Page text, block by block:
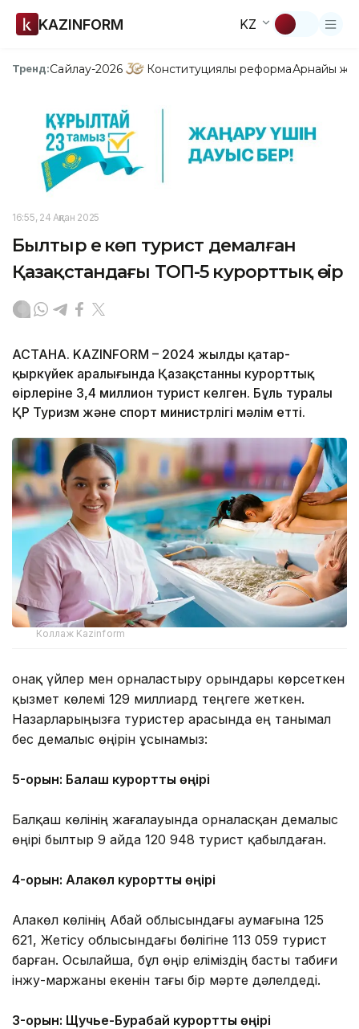
KAZINFORM KZ
Тренд:Сайлау-2026 Конституциялық реформаАрнайы
16:55, 24 Ақпан 2025
Былтыр ең көп турист демалған
Қазақстандағы ТОП-5 курорттық өңір
АСТАНА. KAZINFORM – 2024 жылдың қаңтар-
қыркүйек аралығында Қазақстанның курорттық
өңірлеріне 3,4 миллион турист келген. Бұль туралы
ҚР Туризм және спорт министрлігі мәлім етті.
Коллаж Kazinform
Қонақ үйлер мен орналастыру орындары көрсеткен
қызмет көлемі 129 миллиард теңгеге жеткен.
Назарларыңызға туристер арасында ең танымал
бес демалыс өңірін ұсынамыз:
5-орын: Балқаш курорттық өңірі
Балқаш көлінің жағалауында орналасқан демалыс
өңірі былтыр 9 айда 120 948 турист қабылдаған.
4-орын: Алакөл курорттық өңірі
Алакөл көлінің Абай облысындағы аумағына 125
621, Жетісу облысындағы бөлігіне 113 059 турист
барған. Осылайша, бұл өңір еліміздің басты табиғи
інжу-маржаны екенін тағы бір мәрте дәлелдеді.
3-орын: Щучье-Бурабай курорттық өңірі